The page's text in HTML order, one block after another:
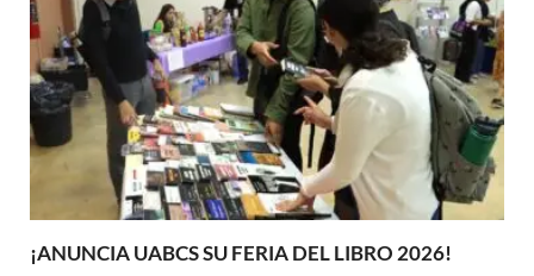
¡ANUNCIA UABCS SU FERIA DEL LIBRO 2026!